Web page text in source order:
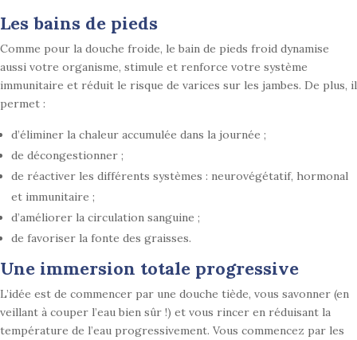
Les bains de pieds
Comme pour la douche froide, le bain de pieds froid dynamise
aussi votre organisme, stimule et renforce votre système
immunitaire et réduit le risque de varices sur les jambes. De plus, il
permet :
d’éliminer la chaleur accumulée dans la journée ;
de décongestionner ;
de réactiver les différents systèmes : neurovégétatif, hormonal
et immunitaire ;
d’améliorer la circulation sanguine ;
de favoriser la fonte des graisses.
Une immersion totale progressive
L’idée est de commencer par une douche tiède, vous savonner (en
veillant à couper l’eau bien sûr !) et vous rincer en réduisant la
température de l’eau progressivement. Vous commencez par les